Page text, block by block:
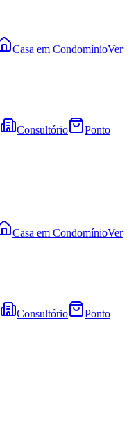
Casa em CondomínioVer
Consultório
Ponto
Casa em CondomínioVer
Consultório
Ponto